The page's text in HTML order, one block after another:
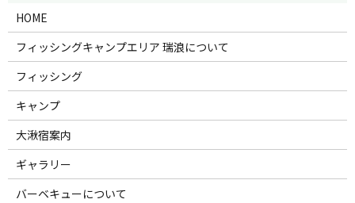
HOME
フィッシングキャンプエリア 瑞浪について
フィッシング
キャンプ
大湫宿案内
ギャラリー
バーベキューについて